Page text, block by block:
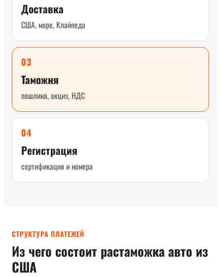
Доставка
США, море, Клайпеда
03
Таможня
пошлина, акциз, НДС
04
Регистрация
сертификация и номера
СТРУКТУРА ПЛАТЕЖЕЙ
Из чего состоит растаможка авто из
США